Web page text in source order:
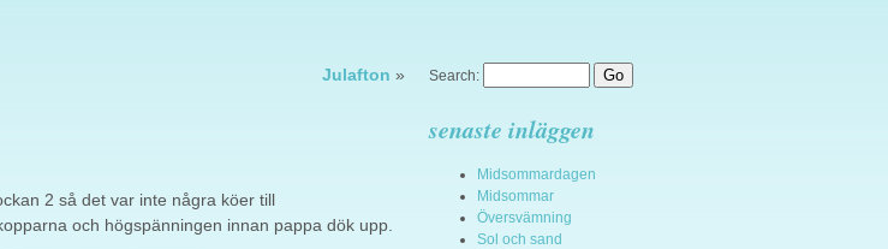
Julafton »
2 så det var inte några köer till
och högspänningen innan pappa dök upp.
Search:
senaste inläggen
Midsommardagen
Midsommar
Översvämning
Sol och sand